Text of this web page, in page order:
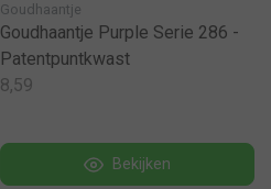
Goudhaantje
Goudhaantje Purple Serie 286 -
Patentpuntkwast
8,59
Bekijken